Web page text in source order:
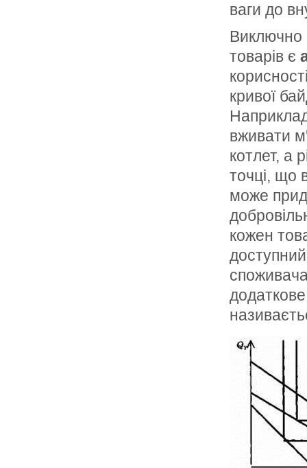
ваги до
Виключно
товарів є
кривої
вживати
котлет, а
точці, що
може
ко­жен